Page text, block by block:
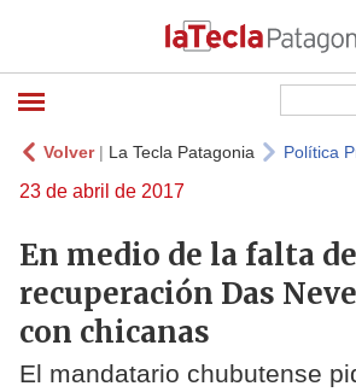
Volver| La Tecla Patagonia Política
23 de abril de 2017
En medio de la falta
recuperación Das
con chicanas
El mandatario chubutense